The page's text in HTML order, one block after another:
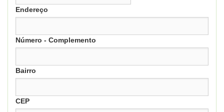
Endereço
Número - Complemento
Bairro
CEP